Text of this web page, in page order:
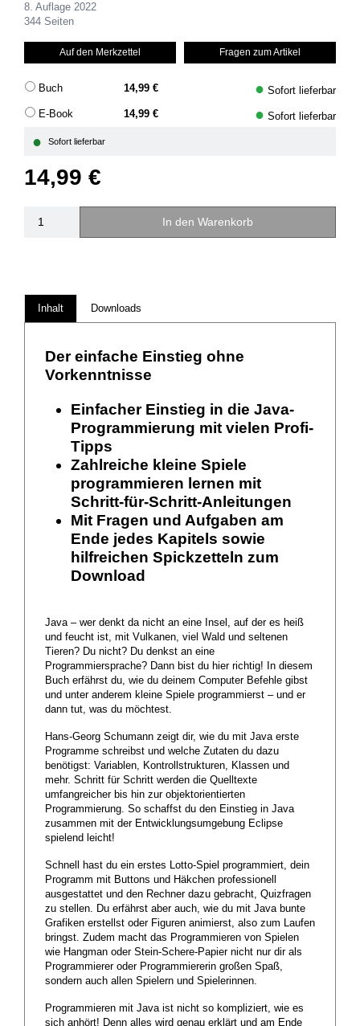
8. Auflage 2022
344 Seiten
Auf den Merkzettel Fragen zum Artikel
Buch 14,99 € ● Sofort lieferbar
E-Book 14,99 € ● Sofort lieferbar
● Sofort lieferbar
14,99 €
In den Warenkorb
Inhalt Downloads
Der einfache Einstieg ohne
Vorkenntnisse
Einfacher Einstieg in die Java-
Programmierung mit vielen Profi-
Tipps
Zahlreiche kleine Spiele
programmieren lernen mit
Schritt-für-Schritt-Anleitungen
Mit Fragen und Aufgaben am
Ende jedes Kapitels sowie
hilfreichen Spickzetteln zum
Download
Java – wer denkt da nicht an eine Insel, auf der es heiß
und feucht ist, mit Vulkanen, viel Wald und seltenen
Tieren? Du nicht? Du denkst an eine
Programmiersprache? Dann bist du hier richtig! In diesem
Buch erfährst du, wie du deinem Computer Befehle gibst
und unter anderem kleine Spiele programmierst – und er
dann tut, was du möchtest.
Hans-Georg Schumann zeigt dir, wie du mit Java erste
Programme schreibst und welche Zutaten du dazu
benötigst: Variablen, Kontrollstrukturen, Klassen und
mehr. Schritt für Schritt werden die Quelltexte
umfangreicher bis hin zur objektorientierten
Programmierung. So schaffst du den Einstieg in Java
zusammen mit der Entwicklungsumgebung Eclipse
spielend leicht!
Schnell hast du ein erstes Lotto-Spiel programmiert, dein
Programm mit Buttons und Häkchen professionell
ausgestattet und den Rechner dazu gebracht, Quizfragen
zu stellen. Du erfährst aber auch, wie du mit Java bunte
Grafiken erstellst oder Figuren animierst, also zum Laufen
bringst. Zudem macht das Programmieren von Spielen
wie Hangman oder Stein-Schere-Papier nicht nur dir als
Programmierer oder Programmiererin großen Spaß,
sondern auch allen Spielern und Spielerinnen.
Programmieren mit Java ist nicht so kompliziert, wie es
sich anhört! Denn alles wird genau erklärt und am Ende